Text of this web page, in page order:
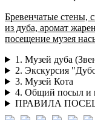
Бревенчатые стены,
из дуба, аромат
посещение музея
1. Музей дуба
2. Экскурсия
3. Музей Кота
4. Общий посыл и
ПРАВИЛА